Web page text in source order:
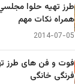
طرز تهيه حلوا
همراه نكات مهم
2014-07-05
فوت و فن های طرز
فرنگی خانگی